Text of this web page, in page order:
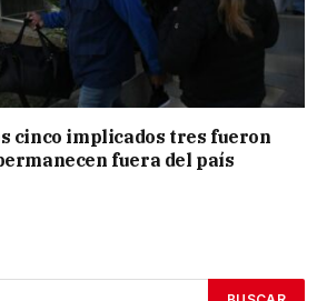
cinco implicados tres fueron
fuera del país